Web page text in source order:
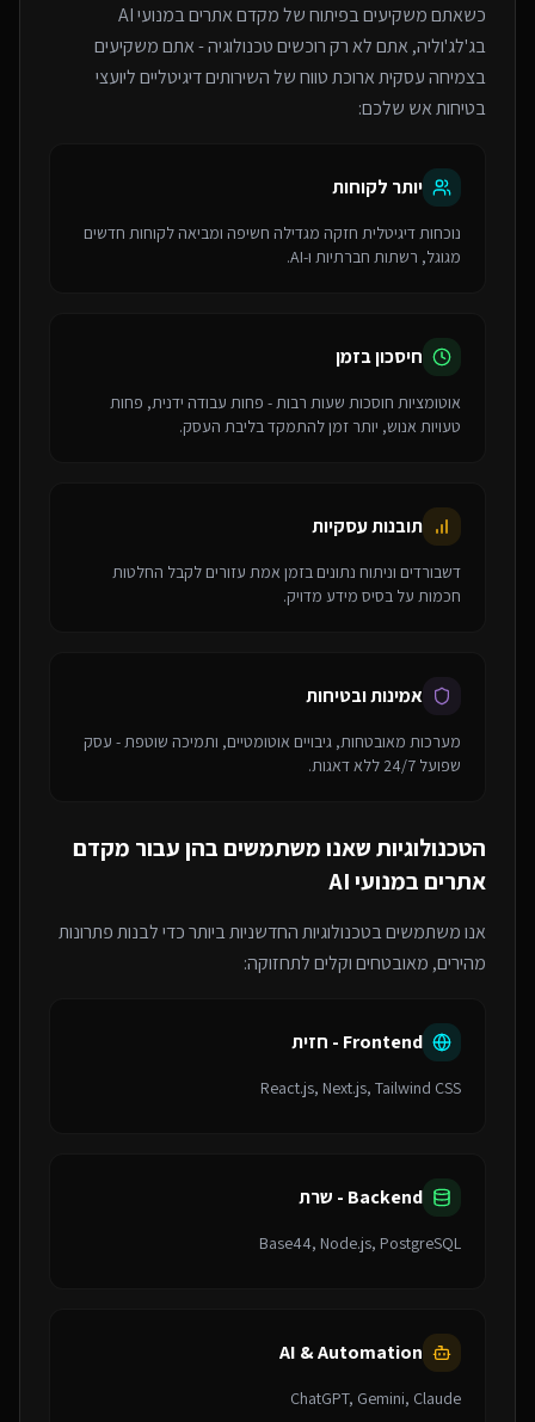
כשאתם משקיעים בפיתוח שלמקדם אתרים במנועי AI
בג'לג'וליה, אתם לא רק רוכשים טכנולוגיה - אתם משקיעים
בצמיחה עסקית ארוכת טווח של השירותים דיגיטליים ליועצי
בטיחות אש שלכם:
יותר לקוחות
נוכחות דיגיטלית חזקה מגדילה חשיפה ומביאה לקוחות חדשים
מגוגל, רשתות חברתיות ו-AI.
חיסכון בזמן
אוטומציות חוסכות שעות רבות - פחות עבודה ידנית, פחות
טעויות אנוש, יותר זמן להתמקד בליבת העסק.
תובנות עסקיות
דשבורדים וניתוח נתונים בזמן אמת עזורים לקבל החלטות
חכמות על בסיס מידע מדויק.
אמינות ובטיחות
מערכות מאובטחות, גיבויים אוטומטיים, ותמיכה שוטפת - עסק
שפועל 24/7 ללא דאגות.
הטכנולוגיות שאנו משתמשים בהן עבור מקדם
אתרים במנועי AI
אנו משתמשים בטכנולוגיות החדשניות ביותר כדי לבנות פתרונות
מהירים, מאובטחים וקלים לתחזוקה:
Frontend - חזית
React.js, Next.js, Tailwind CSS
Backend - שרת
Base44, Node.js, PostgreSQL
AI & Automation
ChatGPT, Gemini, Claude